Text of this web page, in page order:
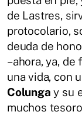
de Lastres,
protocolario,
deuda de
–ahora, ya,
una vida, con
Colunga y su
muchos